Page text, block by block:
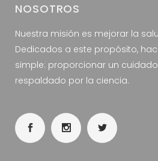
NOSOTROS
Nuestra misión es mejorar la
Dedicados a este propósito,
simple: proporcionar un
respaldado por la ciencia.